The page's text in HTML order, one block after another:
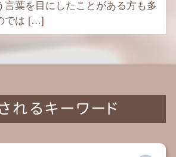
言葉を目にしたことがある方も多
では […]
れるキーワード